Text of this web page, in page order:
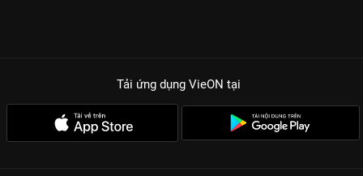
Tải ứng dụng VieON tại